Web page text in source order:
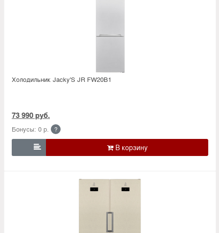
Холодильник Jacky'S JR FW20B1
73 990 руб.
Бонусы: 0 р. ?
